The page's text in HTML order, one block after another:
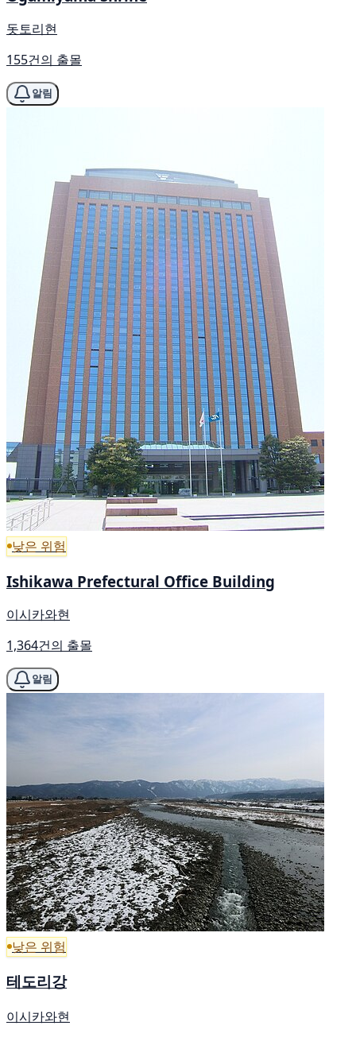
돗토리현
155건의 출몰
알림
낮은 위험
Ishikawa Prefectural Office Building
이시카와현
1,364건의 출몰
알림
낮은 위험
테도리강
이시카와현